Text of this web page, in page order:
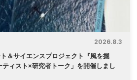
2026.8.3
＆サイエンスプロジェクト『風を掘
ィスト×研究者トーク」を開催しまし